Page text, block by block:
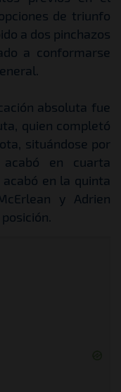
de triunfo
a dos pinchazos
a conformarse
absoluta fue
quien completó
situándose por
en cuarta
en la quinta
y Adrien